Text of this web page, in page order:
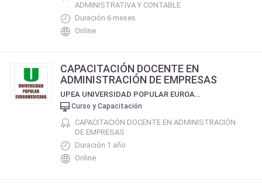
ADMINISTRATIVA Y CONTABLE
Duración 6 meses
Online
CAPACITACIÓN DOCENTE EN
ADMINISTRACIÓN DE EMPRESAS
UPEA UNIVERSIDAD POPULAR EUROAMERICANA
Curso y Capacitación
CAPACITACIÓN DOCENTE EN ADMINISTRACIÓN
DE EMPRESAS
Duración 1 año
Online